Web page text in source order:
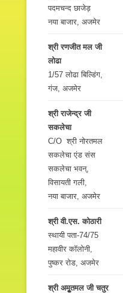
पदमचन्द छाजेड़
नया बाजार, अजमेर
श्री रणजीत मल जी
लोढा
1/57 लोढा बिल्डिंग,
गंज, अजमेर
श्री राजेन्द्र जी
सकलेचा
C/O श्री नोरतमल
सकलेचा एंड संस
सकलेचा भवन्‌,
विसायती गली,
नया बाजार, अजमेर
श्री वी.एस. कोठारी
स्थायी पता-74/75
महावीर कॉलोनी,
पुष्कर रोड, अजमेर
श्री अमृुतमल जी चतुर